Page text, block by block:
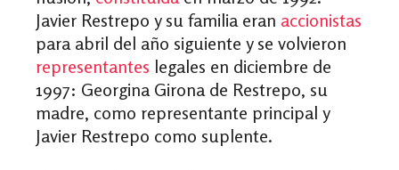
Javier Restrepo y su familia eran accionistas
para abril del año siguiente y se volvieron
representantes legales en diciembre de
1997: Georgina Girona de Restrepo, su
madre, como representante principal y
Javier Restrepo como suplente.